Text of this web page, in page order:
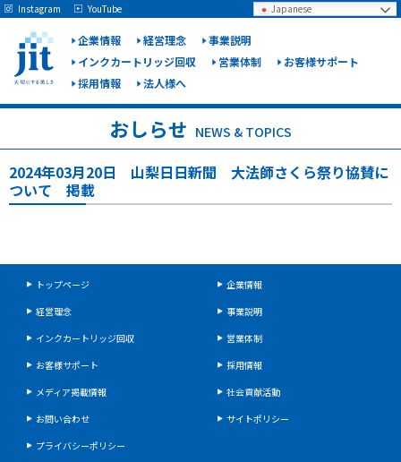
企業情報 経営理念
事業説明
インクカートリッジ回収
営業体制
お客様サポート
採用情報
法人様へ
Japanese
Instagram YouTube
おしらせ NEWS & TOPICS
2024年03月20日 山梨日日新聞 大法師さくら祭り協賛に
ついて 掲載
トップページ
企業情報
経営理念
事業説明
インクカートリッジ回収
営業体制
お客様サポート
採用情報
メディア掲載情報
社会貢献活動
お問い合わせ
サイトポリシー
プライバシーポリシー
May we use cookies to track your activities? We take your privacy very seriously.
Please see our privacy policy for details and any questions.YesNo